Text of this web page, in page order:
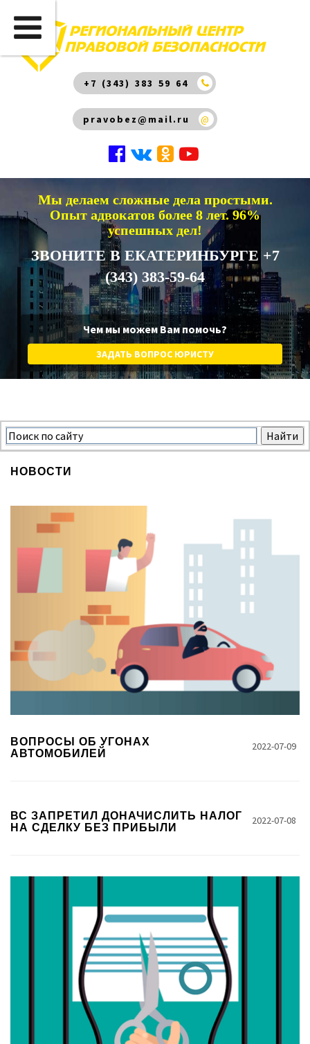
+7 (343) 383 59 64
pravobez@mail.ru @
Мы делаем сложные дела простыми.
Опыт адвокатов более 8 лет. 96%
успешных дел!
ЗВОНИТЕ В ЕКАТЕРИНБУРГЕ +7
(343) 383-59-64
Чем мы можем Вам помочь?
ЗАДАТЬ ВОПРОС ЮРИСТУ
НОВОСТИ
2022-07-09
ВОПРОСЫ ОБ УГОНАХ
АВТОМОБИЛЕЙ
2022-07-08
ВС ЗАПРЕТИЛ ДОНАЧИСЛИТЬ НАЛОГ
НА СДЕЛКУ БЕЗ ПРИБЫЛИ